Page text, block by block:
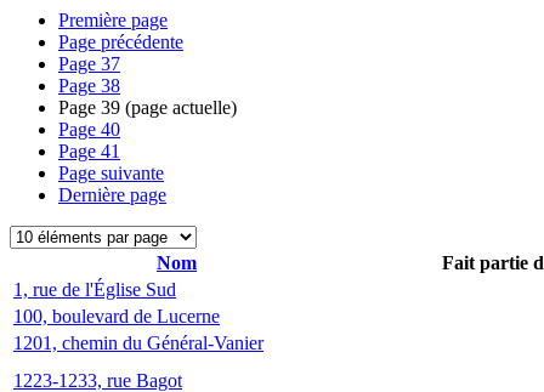
Première page
Page précédente
Page 37
Page 38
Page 39 (page actuelle)
Page 40
Page 41
Page suivante
Dernière page
Nom
Fait partie
1, rue de l'Église Sud
100, boulevard de Lucerne
1201, chemin du Général-Vanier
1223-1233, rue Bagot